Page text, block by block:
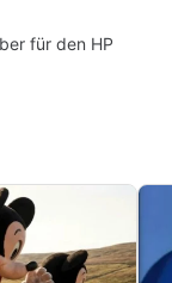
für den HP